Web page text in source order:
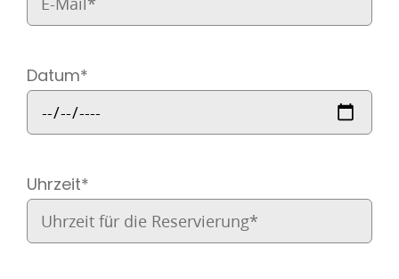
Datum*
Uhrzeit*